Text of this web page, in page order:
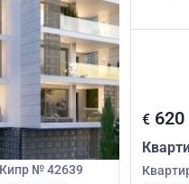
№ 42639
€